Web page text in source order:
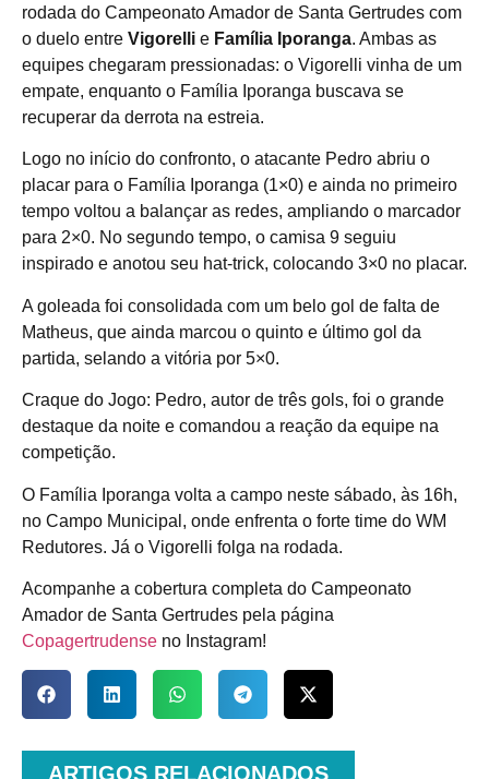
rodada do Campeonato Amador de Santa Gertrudes com
o duelo entre Vigorelli e Família Iporanga. Ambas as
equipes chegaram pressionadas: o Vigorelli vinha de um
empate, enquanto o Família Iporanga buscava se
recuperar da derrota na estreia.
Logo no início do confronto, o atacante Pedro abriu o
placar para o Família Iporanga (1×0) e ainda no primeiro
tempo voltou a balançar as redes, ampliando o marcador
para 2×0. No segundo tempo, o camisa 9 seguiu
inspirado e anotou seu hat-trick, colocando 3×0 no placar.
A goleada foi consolidada com um belo gol de falta de
Matheus, que ainda marcou o quinto e último gol da
partida, selando a vitória por 5×0.
Craque do Jogo: Pedro, autor de três gols, foi o grande
destaque da noite e comandou a reação da equipe na
competição.
O Família Iporanga volta a campo neste sábado, às 16h,
no Campo Municipal, onde enfrenta o forte time do WM
Redutores. Já o Vigorelli folga na rodada.
Acompanhe a cobertura completa do Campeonato
Amador de Santa Gertrudes pela página
Copagertrudense no Instagram!
ARTIGOS RELACIONADOS